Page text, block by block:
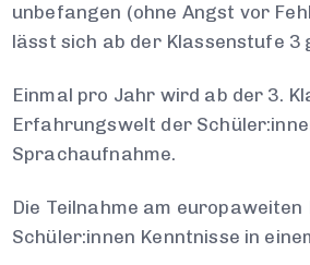
unbefangen (ohne Angst vor
lässt sich ab der Klassenstufe 3
Einmal pro Jahr wird ab der 3.
Erfahrungswelt der
Sprachaufnahme.
Die Teilnahme am
Schüler:innen Kenntnisse in